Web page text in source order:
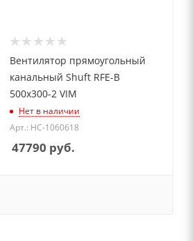
Вентилятор прямоугольный
канальный Shuft RFE-B
500х300-2 VIM
Нет в наличии
Арт.: НС-1060618
47790 руб.